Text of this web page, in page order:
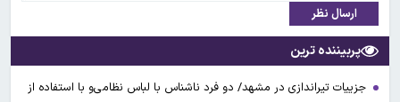
ارسال نظر
پربیننده ترین
جزییات تیراندازی در مشهد/ دو فرد ناشناس با لباس نظامی‌و با استفاده از